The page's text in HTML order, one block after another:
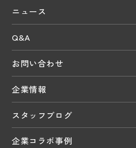
ニュース
Q&A
お問い合わせ
企業情報
スタッフブログ
企業コラボ事例